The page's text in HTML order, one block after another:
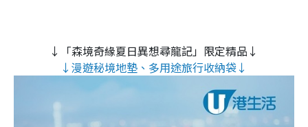
↓「森境奇緣夏日異想尋龍記」限定精品↓
↓漫遊秘境地墊、多用途旅行收納袋↓